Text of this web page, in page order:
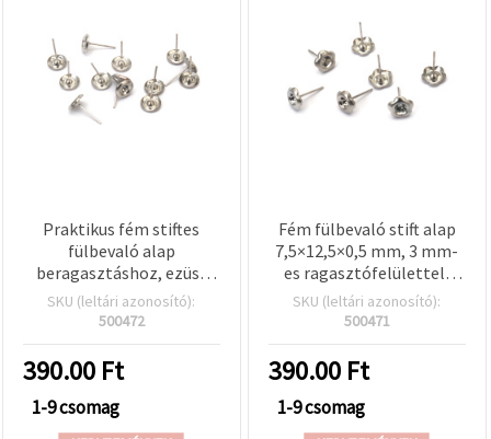
Praktikus fém stiftes
fülbevaló alap
beragasztáshoz, ezüst
színű, 8×14×0,5 mm,
belső átmérő 4 mm – 20
ékszerkészítéshez
SKU (leltári azonosító):
500472
390.00 Ft
1-9 csomag
Fém fülbevaló stift alap
7,5×12,5×0,5 mm, 3 mm-
es ragasztófelülettel,
ezüst színű – 20 db
SKU (leltári azonosító):
500471
390.00 Ft
1-9 csomag